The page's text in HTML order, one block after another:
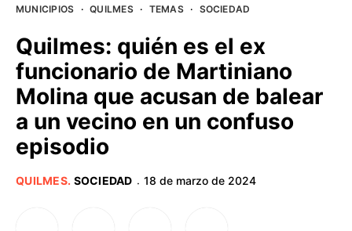
BUENOS AIRES
PROVINCIAS
MUNICIPIOS · QUILMES · TEMAS · SOCIEDAD
Quilmes: quién es el ex
funcionario de Martiniano
Molina que acusan de balear
a un vecino en un confuso
episodio
QUILMES. SOCIEDAD · 18 de marzo de 2024